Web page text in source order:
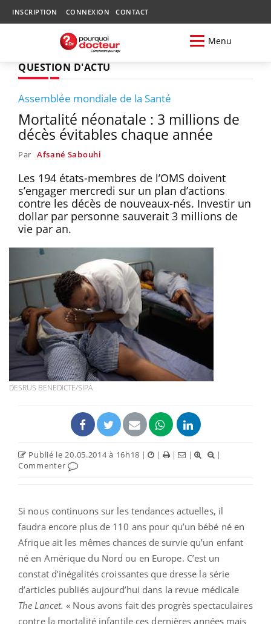
INSCRIPTION CONNEXION CONTACT
Menu
QUESTION D'ACTU
Assemblée mondiale de la Santé
Mortalité néonatale : 3 millions de
décès évitables chaque année
Par Afsané Sabouhi
Les 194 états-membres de l’OMS doivent
s’engager mercredi sur un plan d’actions
contre les décès de nouveaux-nés. Investir un
dollar par personne sauverait 3 millions de
vie par an.
DESRUS BENEDICTE/SIPA
Publié le 20.05.2014 à 16h18 | | | |
|
Commenter
Si nous continuons sur les tendances actuelles, il
faudra encore plus de 110 ans pour qu’un bébé né en
Afrique ait les mêmes chances de survie qu’un enfant
né en Amérique du Nord ou en Europe. C’est un
constat d’inégalités croissantes que dresse la série
d’articles publiés aujourd’hui dans la revue médicale
The Lancet. « Nous avons fait des progrès spectaculaires
contre la mortalité infantile ces dernières années mais